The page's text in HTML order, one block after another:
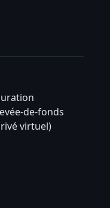
de-fonds
virtuel)